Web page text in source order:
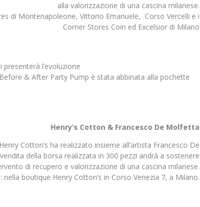
alla valorizzazione di una cascina milanese.
di Montenapoleone, Vittorio Emanuele, Corso Vercelli e i
Corner Stores Coin ed Excelsior di Milano
l’evoluzione
& After Party Pump è stata abbinata alla pochette
Henry’s Cotton & Francesco De Molfetta
Cotton’s ha realizzato insieme all’artista Francesco De
della borsa realizzata in 300 pezzi andrà a sostenere
di recupero e valorizzazione di una cascina milanese.
nella boutique Henry Cotton’s in Corso Venezia 7, a Milano.